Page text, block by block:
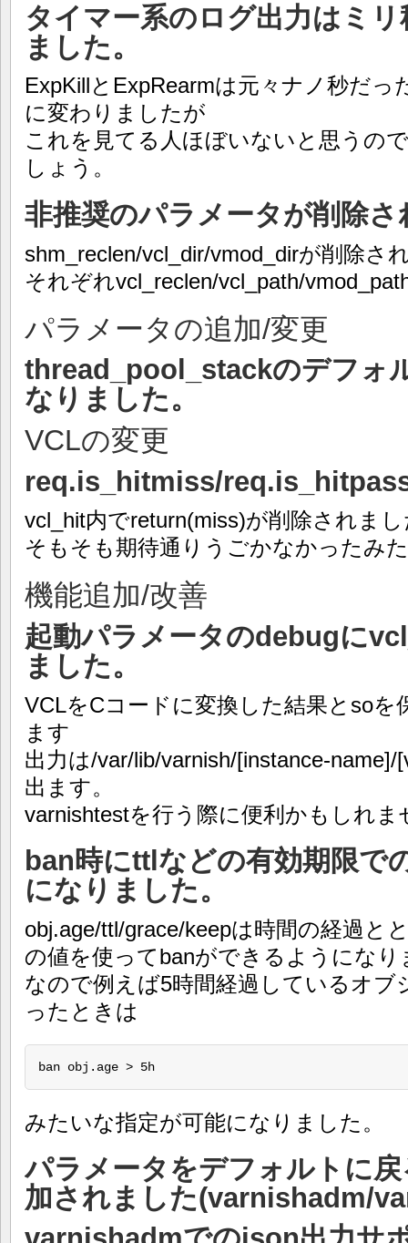
タイマー系のログ出力はミ
ました。
ExpKillとExpRearmは元々ナノ秒だ
に変わりましたが
これを見てる人ほぼいないと思うの
しょう。
非推奨のパラメータが削除さ
shm_reclen/vcl_dir/vmod_dirが削除さ
それぞれvcl_reclen/vcl_path/
パラメータの追加/変更
thread_pool_stackのデフォ
なりました。
VCLの変更
req.is_hitmiss/
vcl_hit内でreturn(miss)が削除されま
そもそも期待通りうごかなかったみ
機能追加/改善
起動パラメータのdebugに
ました。
VCLをCコードに変換した結果とso
ます
出力は/var/lib/varnish/[instance-
出ます。
varnishtestを行う際に便利かもしれま
ban時にttlなどの有効期限で
になりました。
obj.age/ttl/grace/keepは時間の経過と
の値を使ってbanができるようになり
なので例えば5時間経過しているオ
ったときは
ban obj.age > 5h
みたいな指定が可能になりました。
パラメータをデフォルトに
加されました(varnishadm/